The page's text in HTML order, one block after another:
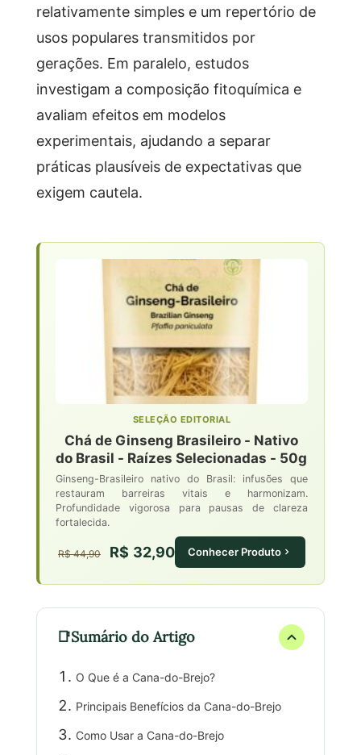
relativamente simples e um repertório de
usos populares transmitidos por
gerações. Em paralelo, estudos
investigam a composição fitoquímica e
avaliam efeitos em modelos
experimentais, ajudando a separar
práticas plausíveis de expectativas que
exigem cautela.
SELEÇÃO EDITORIAL
Chá de Ginseng Brasileiro - Nativo
do Brasil - Raízes Selecionadas - 50g
Ginseng-Brasileiro nativo do Brasil: infusões que
restauram barreiras vitais e harmonizam.
Profundidade vigorosa para pausas de clareza
fortalecida.
R$ 44,90 R$ 32,90 Conhecer Produto
Sumário do Artigo
O Que é a Cana-do-Brejo?
Principais Benefícios da Cana-do-Brejo
Como Usar a Cana-do-Brejo